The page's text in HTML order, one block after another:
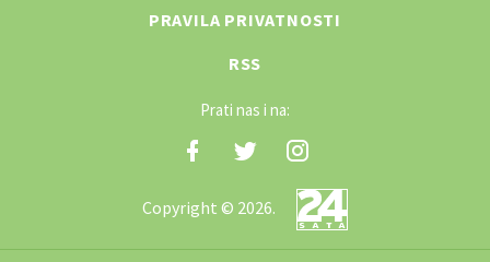
PRAVILA PRIVATNOSTI
RSS
Prati nas i na:
Copyright © 2026.